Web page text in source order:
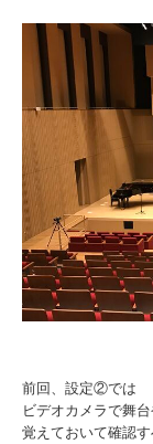
前回、設定②では
ビデオカメラで舞
覚えておいて確認